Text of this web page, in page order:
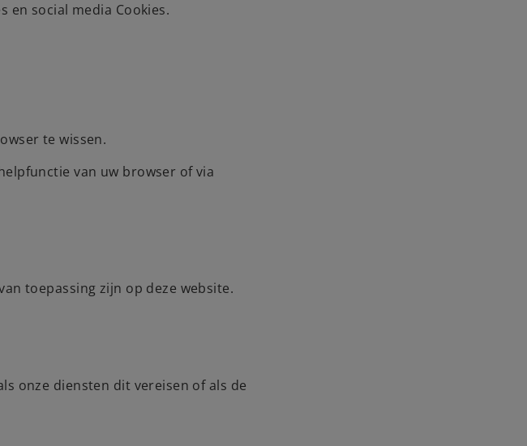
en social media Cookies.
te wissen.
van uw browser of via
toepassing zijn op deze website.
onze diensten dit vereisen of als de